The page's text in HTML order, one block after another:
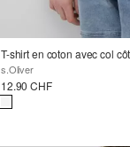
T-shirt en coton avec col
s.Oliver
12.90 CHF